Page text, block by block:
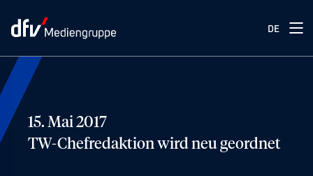
DE
15. Mai 2017
TW-Chefredaktion wird neu geordnet